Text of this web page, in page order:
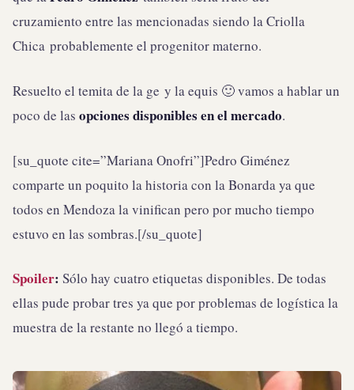
cruzamiento entre las mencionadas siendo la Criolla
Chica probablemente el progenitor materno.
Resuelto el temita de la ge y la equis 🙂 vamos a hablar un
poco de las opciones disponibles en el mercado.
[su_quote cite=”Mariana Onofri”]Pedro Giménez
comparte un poquito la historia con la Bonarda ya que
todos en Mendoza la vinifican pero por mucho tiempo
estuvo en las sombras.[/su_quote]
Spoiler: Sólo hay cuatro etiquetas disponibles. De todas
ellas pude probar tres ya que por problemas de logística la
muestra de la restante no llegó a tiempo.